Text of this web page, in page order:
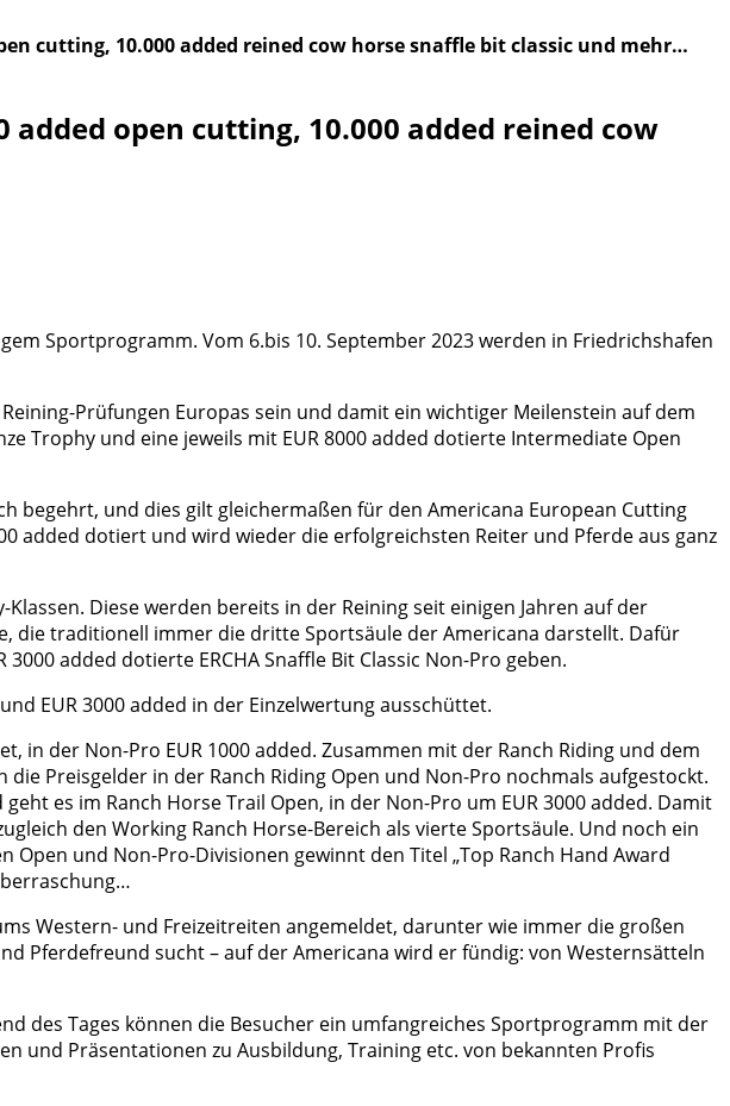
cutting, 10.000 added reined cow horse snaffle bit classic und mehr…
added open cutting, 10.000 added reined cow
Sportprogramm. Vom 6.bis 10. September 2023 werden in Friedrichshafen
Prüfungen Europas sein und damit ein wichtiger Meilenstein auf dem
Trophy und eine jeweils mit EUR 8000 added dotierte Intermediate Open
begehrt, und dies gilt gleichermaßen für den Americana European Cutting
added dotiert und wird wieder die erfolgreichsten Reiter und Pferde aus ganz
Diese werden bereits in der Reining seit einigen Jahren auf der
die traditionell immer die dritte Sportsäule der Americana darstellt. Dafür
added dotierte ERCHA Snaffle Bit Classic Non-Pro geben.
EUR 3000 added in der Einzelwertung ausschüttet.
in der Non-Pro EUR 1000 added. Zusammen mit der Ranch Riding und dem
Preisgelder in der Ranch Riding Open und Non-Pro nochmals aufgestockt.
es im Ranch Horse Trail Open, in der Non-Pro um EUR 3000 added. Damit
den Working Ranch Horse-Bereich als vierte Sportsäule. Und noch ein
Open und Non-Pro-Divisionen gewinnt den Titel „Top Ranch Hand Award
Western- und Freizeitreiten angemeldet, darunter wie immer die großen
Pferdefreund sucht – auf der Americana wird er fündig: von Westernsätteln
des Tages können die Besucher ein umfangreiches Sportprogramm mit der
und Präsentationen zu Ausbildung, Training etc. von bekannten Profis